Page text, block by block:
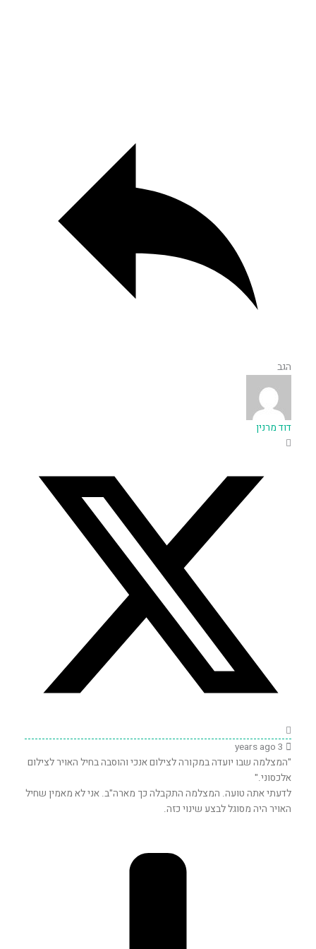
הגב
דוד מרנין
"המצלמה שבו יועדה במקורה לצילום אנכי והוסבה בחיל האויר לצילום
אלכסוני."
לדעתי אתה טועה. המצלמה התקבלה כך מארה"ב. אני לא מאמין שחיל
האויר היה מסוגל לבצע שינוי כזה.